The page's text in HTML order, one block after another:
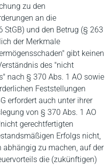
zu den
an die
StGB) und den Betrug (§ 263
der Merkmale
gibt keinen
des "nicht
nach § 370 Abs. 1 AO sowie
Feststellungen
erfordert auch unter ihrer
von § 370 Abs. 1 AO
gerechtfertigten
Erfolgs nicht,
zu machen, auf der
die (zukünftigen)